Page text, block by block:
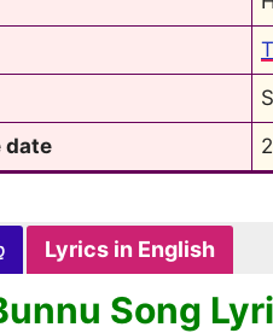
date
Lyrics in English
Song